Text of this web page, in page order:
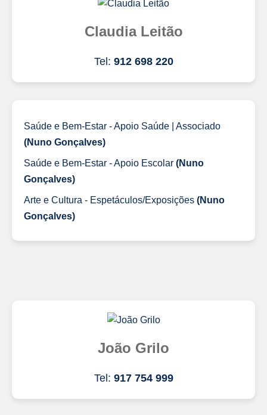
Claudia Leitão
Tel: 912 698 220
Saúde e Bem-Estar - Apoio Saúde | Associado
(Nuno Gonçalves)
Saúde e Bem-Estar - Apoio Escolar (Nuno
Gonçalves)
Arte e Cultura - Espetáculos/Exposições (Nuno
Gonçalves)
João Grilo
Tel: 917 754 999